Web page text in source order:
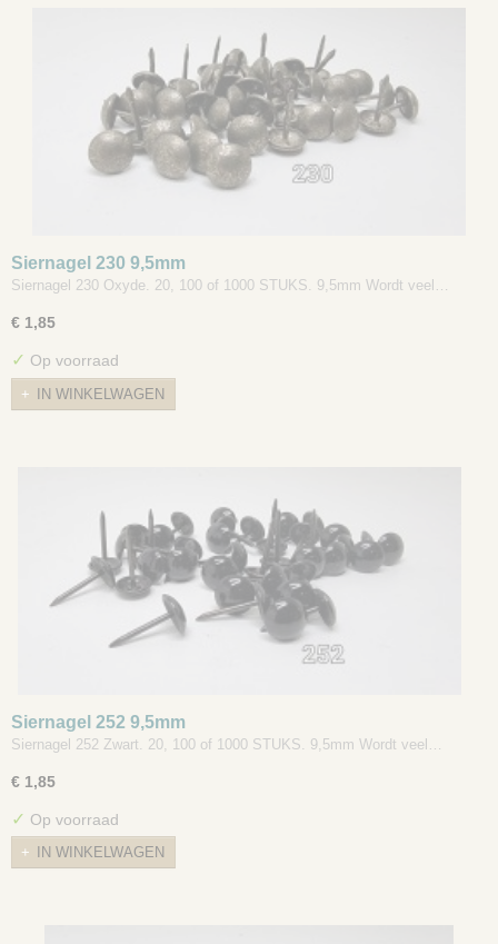
Siernagel 230 9,5mm
Siernagel 230 Oxyde. 20, 100 of 1000 STUKS. 9,5mm Wordt veel…
€ 1,85
✓ Op voorraad
IN WINKELWAGEN
Siernagel 252 9,5mm
Siernagel 252 Zwart. 20, 100 of 1000 STUKS. 9,5mm Wordt veel…
€ 1,85
✓ Op voorraad
IN WINKELWAGEN